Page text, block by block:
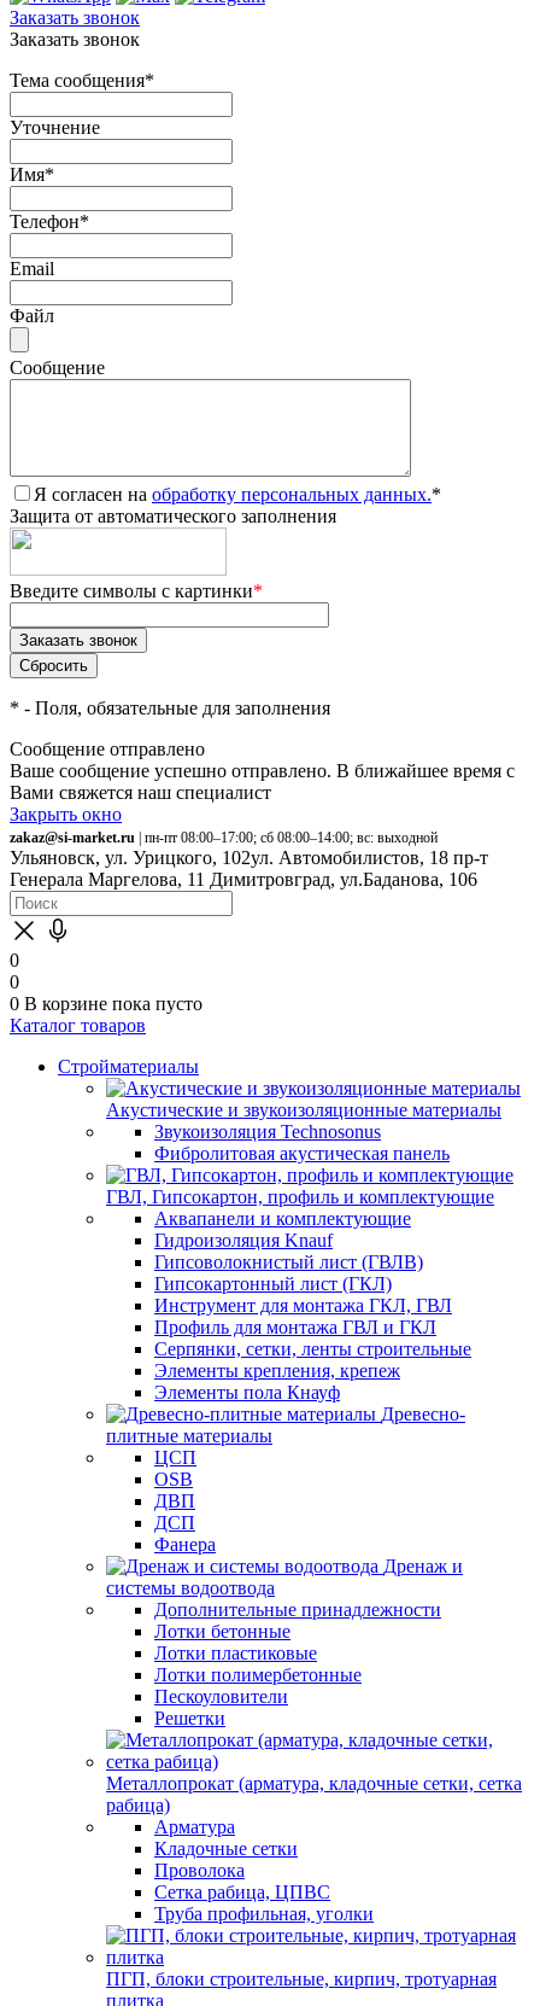
Заказать звонок
Заказать звонок
Тема сообщения*
Уточнение
Имя*
Телефон*
Email
Файл
Сообщение
Я согласен на обработку персональных данных.*
Защита от автоматического заполнения
Введите символы с картинки*
* - Поля, обязательные для заполнения
Сообщение отправлено
Ваше сообщение успешно отправлено. В ближайшее время с
Вами свяжется наш специалист
Закрыть окно
zakaz@si-market.ru | пн-пт 08:00–17:00; сб 08:00–14:00; вс: выходной
Ульяновск, ул. Урицкого, 102ул. Автомобилистов, 18 пр-т
Генерала Маргелова, 11 Димитровград, ул.Баданова, 106
0
0
0 В корзине пока пусто
Каталог товаров
Стройматериалы
Акустические и звукоизоляционные материалы
Звукоизоляция Technosonus
Фибролитовая акустическая панель
ГВЛ, Гипсокартон, профиль и комплектующие
Аквапанели и комплектующие
Гидроизоляция Knauf
Гипсоволокнистый лист (ГВЛВ)
Гипсокартонный лист (ГКЛ)
Инструмент для монтажа ГКЛ, ГВЛ
Профиль для монтажа ГВЛ и ГКЛ
Серпянки, сетки, ленты строительные
Элементы крепления, крепеж
Элементы пола Кнауф
Древесно-
плитные материалы
ЦСП
OSB
ДВП
ДСП
Фанера
Дренаж и
системы водоотвода
Дополнительные принадлежности
Лотки бетонные
Лотки пластиковые
Лотки полимербетонные
Пескоуловители
Решетки
Металлопрокат (арматура, кладочные сетки, сетка
рабица)
Арматура
Кладочные сетки
Проволока
Сетка рабица, ЦПВС
Труба профильная, уголки
ПГП, блоки строительные, кирпич, тротуарная
плитка